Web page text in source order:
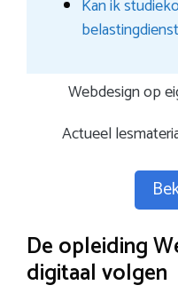
Kan ik
Webdesign op
Actueel
De opleiding
digitaal volgen